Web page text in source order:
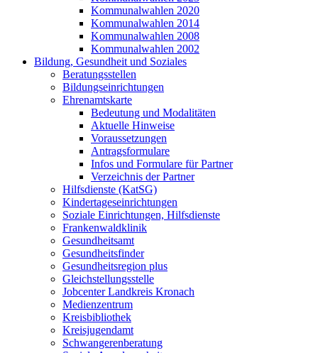
Kommunalwahlen 2020
Kommunalwahlen 2014
Kommunalwahlen 2008
Kommunalwahlen 2002
Bildung, Gesundheit und Soziales
Beratungsstellen
Bildungseinrichtungen
Ehrenamtskarte
Bedeutung und Modalitäten
Aktuelle Hinweise
Voraussetzungen
Antragsformulare
Infos und Formulare für Partner
Verzeichnis der Partner
Hilfsdienste (KatSG)
Kindertageseinrichtungen
Soziale Einrichtungen, Hilfsdienste
Frankenwaldklinik
Gesundheitsamt
Gesundheitsfinder
Gesundheitsregion plus
Gleichstellungsstelle
Jobcenter Landkreis Kronach
Medienzentrum
Kreisbibliothek
Kreisjugendamt
Schwangerenberatung